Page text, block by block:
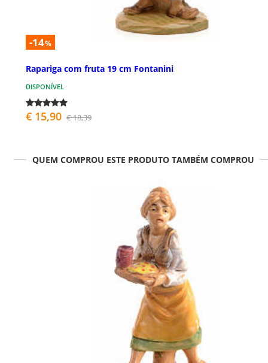
-14%
Rapariga com fruta 19 cm Fontanini
DISPONÍVEL
€ 15,90 € 18,39
QUEM COMPROU ESTE PRODUTO TAMBÉM COMPROU